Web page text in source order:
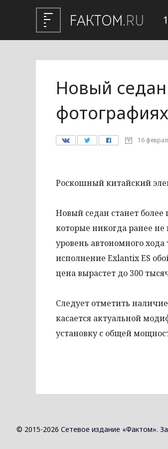
Новый
фотографиях
16
Роскошный китайский
Новый седан станет
которые никогда ранее
уровень автономного
исполнение Exlantix ES
цена вырастет до 300
Следует отметить
касается актуальной
установку с общей
© 2015-2026 Сетевое издание «Фактом».